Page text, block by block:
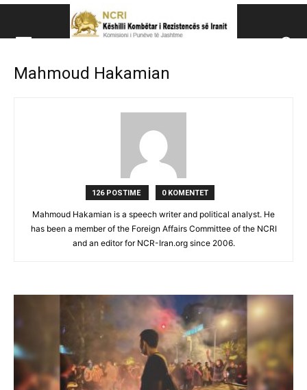
Këshillit Kombëtar të
Këshillit Kombëtar të Rezistencës së Iranit (NCRI)
Mahmoud Hakamian
126 POSTIME 0 KOMENTET
Mahmoud Hakamian is a speech writer and political analyst. He
has been a member of the Foreign Affairs Committee of the NCRI
and an editor for NCR-Iran.org since 2006.